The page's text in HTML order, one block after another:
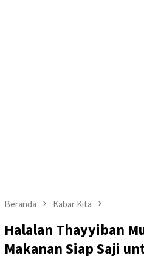
Beranda Kabar Kita
Halalan Thayyiban
Makanan Siap Saji